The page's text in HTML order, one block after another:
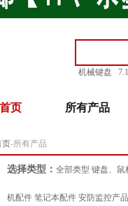
机械键盘
首页 所有产品
页-所有产品
选择类型： 全部类型 键盘、鼠
机配件 笔记本配件 安防监控产品